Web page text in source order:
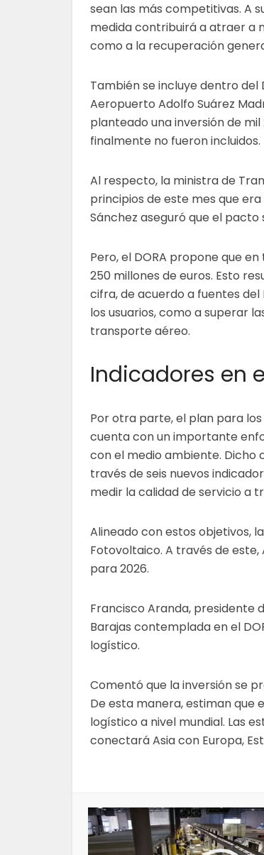
sean las más competitivas. A
medida contribuirá a atraer a
como a la recuperación
También se incluye dentro del
Aeropuerto Adolfo Suárez
planteado una inversión de
finalmente no fueron incluidos.
Al respecto, la ministra de
principios de este mes que
Sánchez aseguró que el
Pero, el DORA propone que
250 millones de euros. Esto
cifra, de acuerdo a fuentes
los usuarios, como a superar
transporte aéreo.
Indicadores en
Por otra parte, el plan para
cuenta con un importante
con el medio ambiente. Dicho
través de seis nuevos
medir la calidad de servicio a
Alineado con estos objetivos,
Fotovoltaico. A través de
para 2026.
Francisco Aranda, presidente
Barajas contemplada en el
logístico.
Comentó que la inversión se
De esta manera, estiman que
logístico a nivel mundial. Las
conectará Asia con Europa,